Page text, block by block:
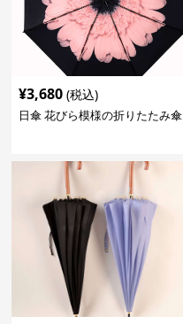
¥3,680 (税込)
日傘 花びら模様の折りたたみ傘